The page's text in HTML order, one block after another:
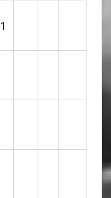
1